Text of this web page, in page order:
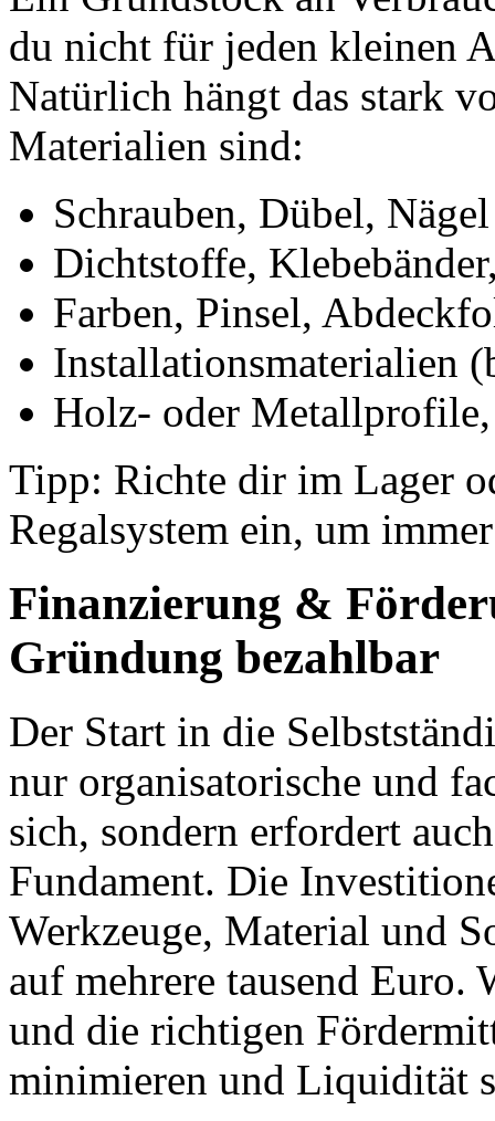
du nicht für jeden kleinen
Natürlich hängt das stark
Materialien sind:
Schrauben, Dübel, Nägel
Dichtstoffe,
Farben, Pinsel,
Installationsmaterialien
Holz- oder Metallprofile,
Tipp: Richte dir im Lager
Regalsystem ein, um
Finanzierung &
Gründung bezahlbar
Der Start in die
nur organisatorische und
sich, sondern erfordert
Fundament. Die
Werkzeuge, Material und
auf mehrere tausend
und die richtigen
minimieren und Liquidität